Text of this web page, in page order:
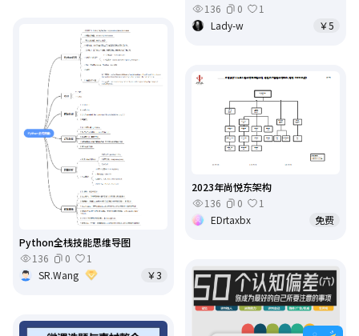
136
0
1
Lady-w
￥5
Python全栈技能思维导图
136
0
1
SR.Wang
￥3
2023年尚悦东架构
136
0
1
EDrtaxbx
免费